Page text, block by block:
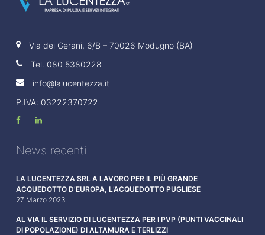
Via dei Gerani, 6/B – 70026 Modugno (BA)
Tel. 080 5380228
info@lalucentezza.it
P.IVA: 03222370722
News recenti
LA LUCENTEZZA SRL A LAVORO PER IL PIÙ GRANDE
ACQUEDOTTO D’EUROPA, L’ACQUEDOTTO PUGLIESE
27 Marzo 2023
AL VIA IL SERVIZIO DI LUCENTEZZA PER I PVP (PUNTI VACCINALI
DI POPOLAZIONE) DI ALTAMURA E TERLIZZI